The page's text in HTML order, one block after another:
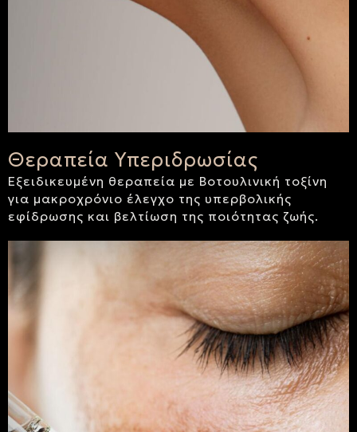
Θεραπεία Υπεριδρωσίας
Εξειδικευμένη θεραπεία με Βοτουλινική τοξίνη
για μακροχρόνιο έλεγχο της υπερβολικής
εφίδρωσης και βελτίωση της ποιότητας ζωής.